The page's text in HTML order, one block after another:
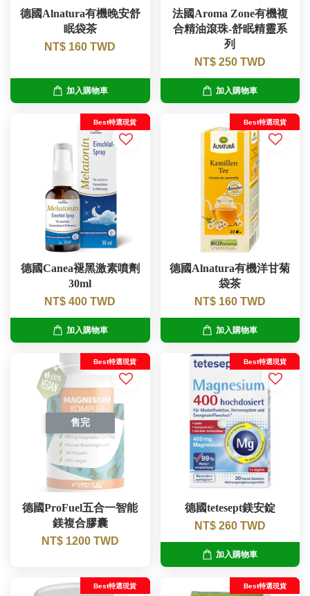
德國Alnatura有機晚安舒
眠袋茶
NT$ 160 TWD
加入購物車
法國Aroma Zone有機複
合精油滾珠-舒眠精靈系
列
NT$ 250 TWD
加入購物車
Best特選現貨
德國Canea褪黑激素噴劑
30ml
NT$ 400 TWD
加入購物車
Best特選現貨
德國Alnatura有機洋甘菊
袋茶
NT$ 160 TWD
加入購物車
售完
Best特選現貨
德國ProFuel五合一智能
鎂複合膠囊
NT$ 1200 TWD
Best特選現貨
德國tetesept鎂安錠
NT$ 260 TWD
加入購物車
Best特選現貨 Best特選現貨